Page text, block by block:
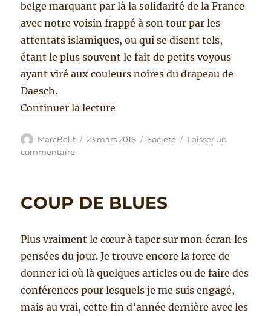
belge marquant par là la solidarité de la France
avec notre voisin frappé à son tour par les
attentats islamiques, ou qui se disent tels,
étant le plus souvent le fait de petits voyous
ayant viré aux couleurs noires du drapeau de
Daesch.
Continuer la lecture
Auteur
MarcBelit
Publié
23 mars 2016 Catégories
Societé
Laisser un
commentairesur
COUP DE BLUES
Plus vraiment le cœur à taper sur mon écran les
pensées du jour. Je trouve encore la force de
donner ici où là quelques articles ou de faire des
conférences pour lesquels je me suis engagé,
mais au vrai, cette fin d’année dernière avec les